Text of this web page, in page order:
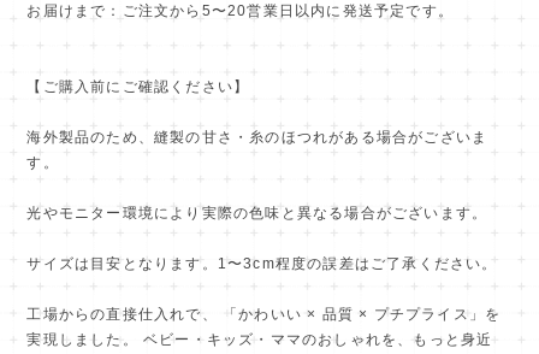
お届けまで：ご注文から5〜20営業日以内に発送予定です。
【ご購入前にご確認ください】
海外製品のため、縫製の甘さ・糸のほつれがある場合がございま
す。
光やモニター環境により実際の色味と異なる場合がございます。
サイズは目安となります。1〜3cm程度の誤差はご了承ください。
工場からの直接仕入れで、 「かわいい × 品質 × プチプライス」を
実現しました。 ベビー・キッズ・ママのおしゃれを、もっと身近